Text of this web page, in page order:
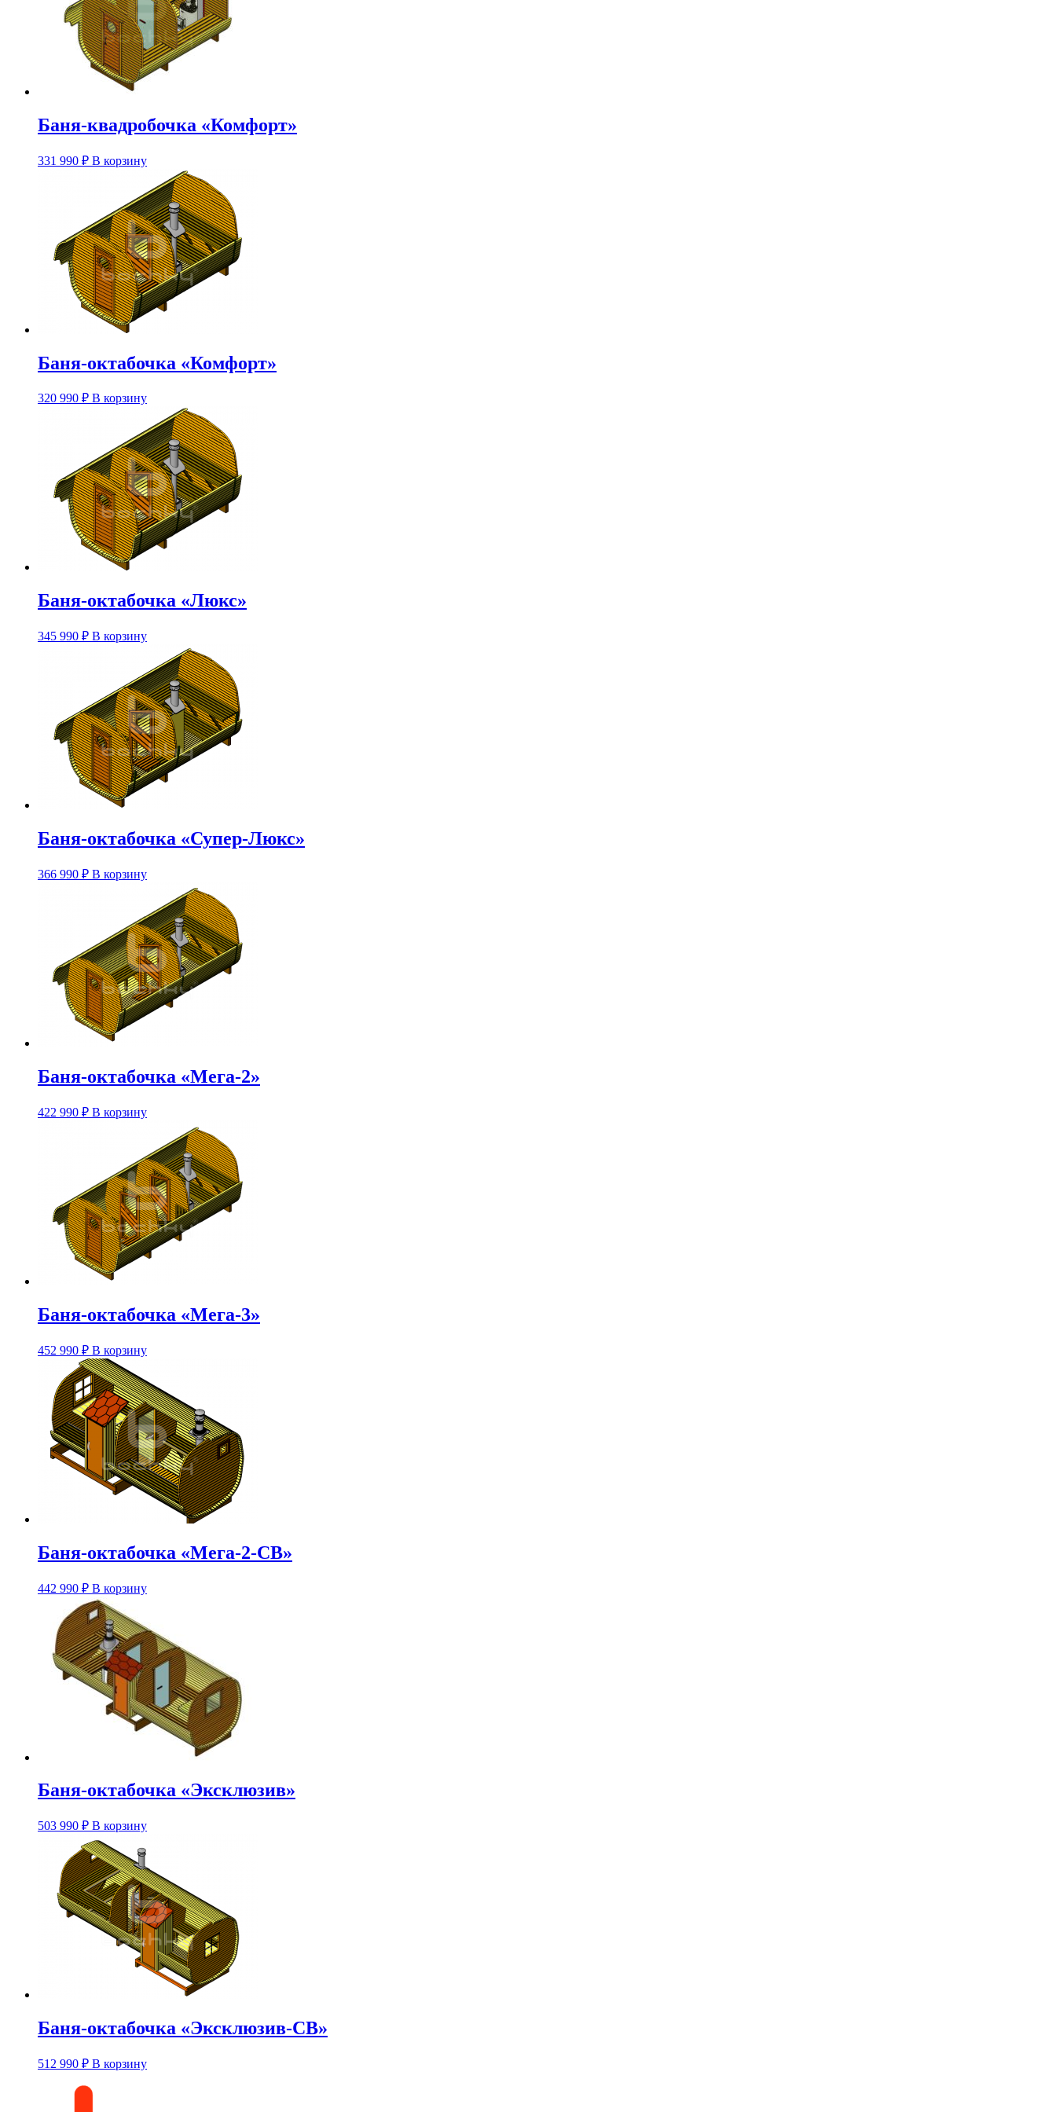
Баня-квадробочка «Комфорт»
331 990 ₽ В корзинуЭтот
имеет
несколько
вариаций.
Опции
можно
выбрать
на
странице
товара.
Баня-октабочка «Комфорт»
320 990 ₽ В корзинуЭтот
товар
имеет
несколько
вариаций.
Опции
можно
выбрать
на
странице
товара.
Баня-октабочка «Люкс»
345 990 ₽ В корзинуЭтот
имеет
несколько
вариаций.
Опции
можно
выбрать
на
странице
товара.
Баня-октабочка «Супер-Люкс»
366 990 ₽ В корзинуЭтот
имеет
несколько
вариаций.
Опции
можно
выбрать
на
странице
товара.
Баня-октабочка «Мега-2»
422 990 ₽ В корзинуЭтот
имеет
несколько
вариаций.
Опции
можно
выбрать
на
странице
товара.
Баня-октабочка «Мега-3»
452 990 ₽ В корзинуЭтот
несколько
вариаций.
Опции
можно
выбрать
на
странице
товара.
Баня-октабочка «Мега-2-СВ»
442 990 ₽ В корзинуЭтот
несколько
вариаций.
Опции
можно
выбрать
на
странице
товара.
Баня-октабочка «Эксклюзив»
503 990 ₽ В корзинуЭтот
несколько
вариаций.
Опции
можно
выбрать
на
странице
товара.
Баня-октабочка «Эксклюзив-СВ»
512 990 ₽ В корзинуЭтот